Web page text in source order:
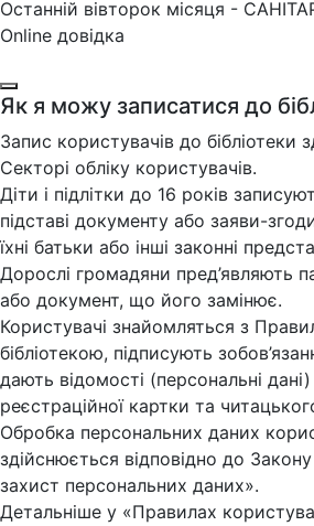
Останній вівторок місяця -
Online довідка
Як я можу записатися до
Запис користувачів до бібліотеки
Секторі обліку користувачів.
Діти і підлітки до 16 років
підставі документу або заяви-
їхні батьки або інші законні
Дорослі громадяни пред’являють
або документ, що його замінює.
Користувачі знайомляться з
бібліотекою, підписують
дають відомості (персональні
реєстраційної картки та
Обробка персональних даних
здійснюється відповідно до
захист персональних даних».
Детальніше у «Правилах